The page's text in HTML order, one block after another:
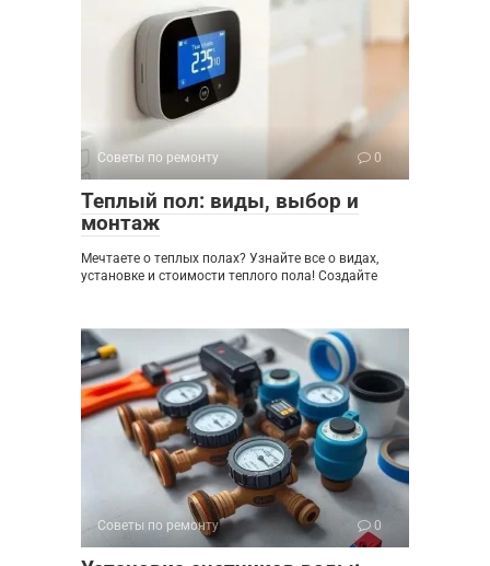
Советы по ремонту 0
Теплый пол: виды, выбор и
монтаж
Мечтаете о теплых полах? Узнайте все о видах,
установке и стоимости теплого пола! Создайте
Советы по ремонту 0